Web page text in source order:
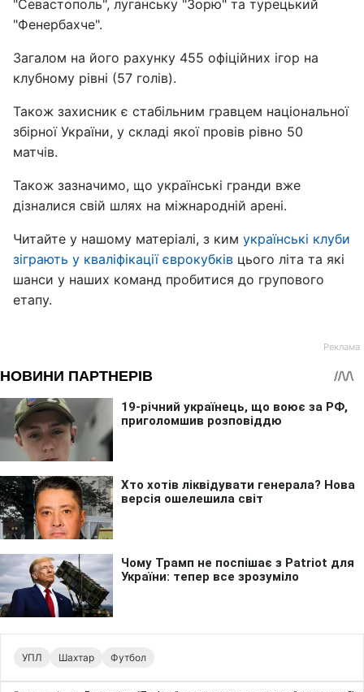
"Севастополь", луганську "Зорю" та турецький
"Фенербахче".
Загалом на його рахунку 455 офіційних ігор на
клубному рівні (57 голів).
Також захисник є стабільним гравцем національної
збірної України, у складі якої провів рівно 50
матчів.
Також зазначимо, що українські гранди вже
дізналися свій шлях на міжнародній арені.
Читайте у нашому матеріалі, з ким українські клуби
зіграють у кваліфікації єврокубків цього літа та які
шанси у наших команд пробитися до групового
етапу.
УПЛ Шахтар Футбол